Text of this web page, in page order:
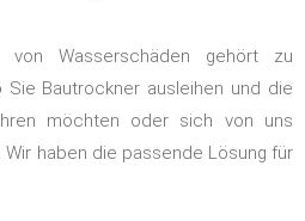
von Wasserschäden gehört zu
Sie Bautrockner ausleihen und die
möchten oder sich von uns
haben die passende Lösung für